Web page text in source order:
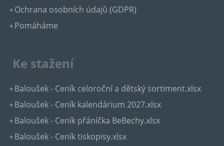
Ochrana osobních údajů (GDPR)
Pomáháme
Ke stažení
Baloušek - Ceník celoroční a dětský sortiment.xlsx
Baloušek - Ceník kalendárium 2027.xlsx
Baloušek - Ceník přáníčka BeBechy.xlsx
Baloušek - Ceník tiskopisy.xlsx